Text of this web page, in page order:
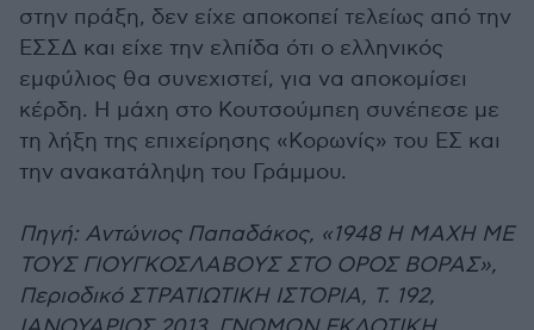
στην πράξη, δεν είχε αποκοπεί τελείως από την
ΕΣΣΔ και είχε την ελπίδα ότι ο ελληνικός
εμφύλιος θα συνεχιστεί, για να αποκομίσει
κέρδη. Η μάχη στο Κουτσούμπεη συνέπεσε με
τη λήξη της επιχείρησης «Κορωνίς» του ΕΣ και
την ανακατάληψη του Γράμμου.
Πηγή: Αντώνιος Παπαδάκος, «1948 Η ΜΑΧΗ ΜΕ
ΤΟΥΣ ΓΙΟΥΓΚΟΣΛΑΒΟΥΣ ΣΤΟ ΟΡΟΣ ΒΟΡΑΣ»,
Περιοδικό ΣΤΡΑΤΙΩΤΙΚΗ ΙΣΤΟΡΙΑ, Τ. 192,